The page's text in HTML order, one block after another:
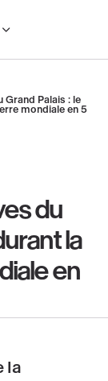
Grand Palais : le
mondiale en 5
du
la
en
la